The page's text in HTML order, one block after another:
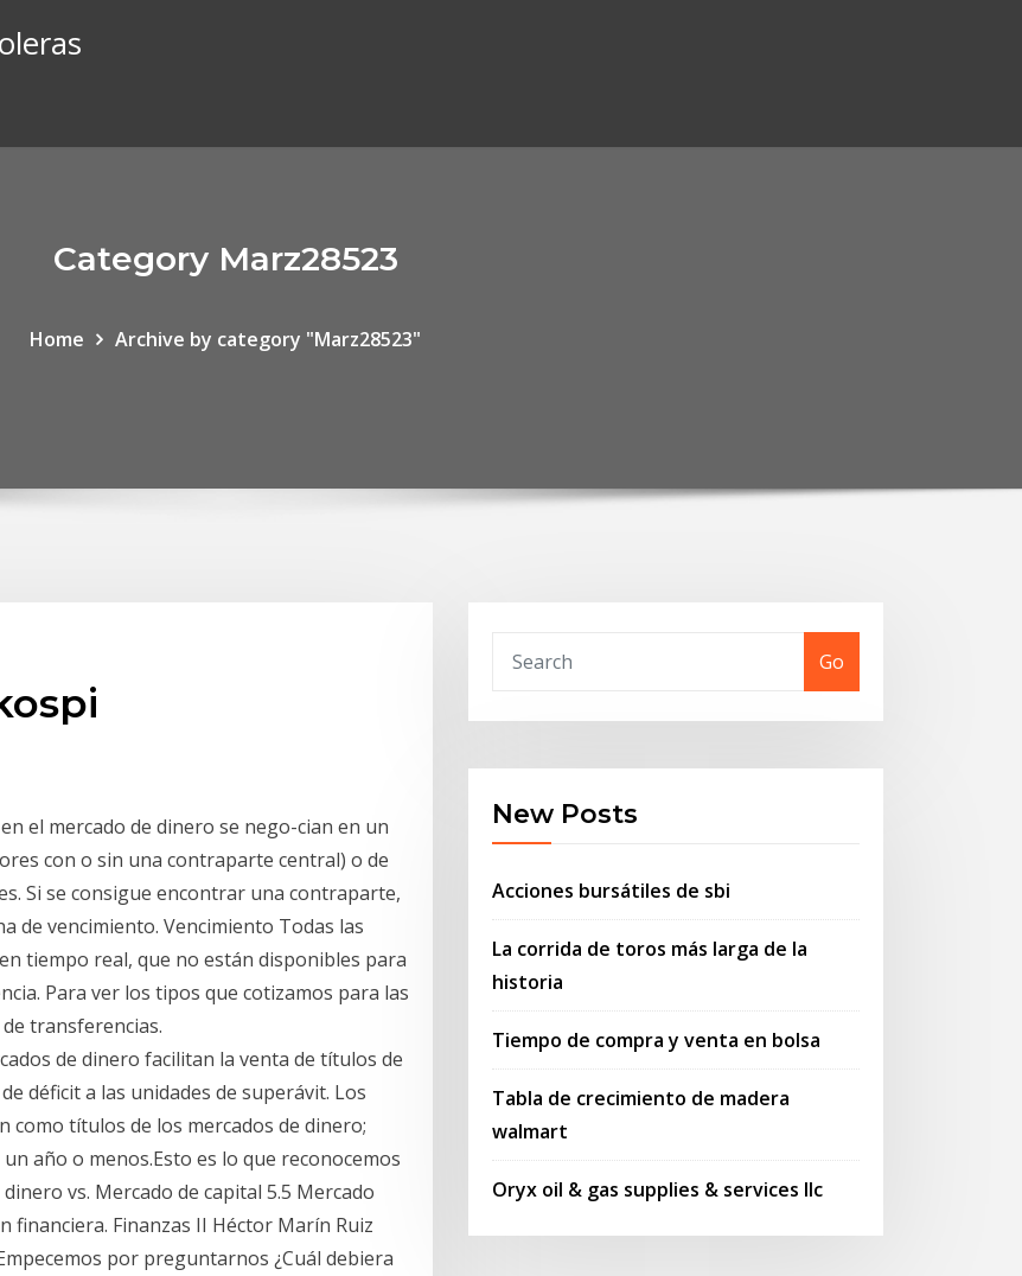
Category Marz28523
Home Archive by category "Marz28523"
el mercado de dinero se nego-cian en un
con o sin una contraparte central) o de
Si se consigue encontrar una contraparte,
de vencimiento. Vencimiento Todas las
tiempo real, que no están disponibles para
Para ver los tipos que cotizamos para las
transferencias.
de dinero facilitan la venta de títulos de
déficit a las unidades de superávit. Los
como títulos de los mercados de dinero;
año o menos.Esto es lo que reconocemos
vs. Mercado de capital 5.5 Mercado
financiera. Finanzas II Héctor Marín Ruiz
por preguntarnos ¿Cuál debiera
Go
New Posts
Acciones bursátiles de sbi
La corrida de toros más larga de la
historia
Tiempo de compra y venta en bolsa
Tabla de crecimiento de madera
walmart
Oryx oil & gas supplies & services llc